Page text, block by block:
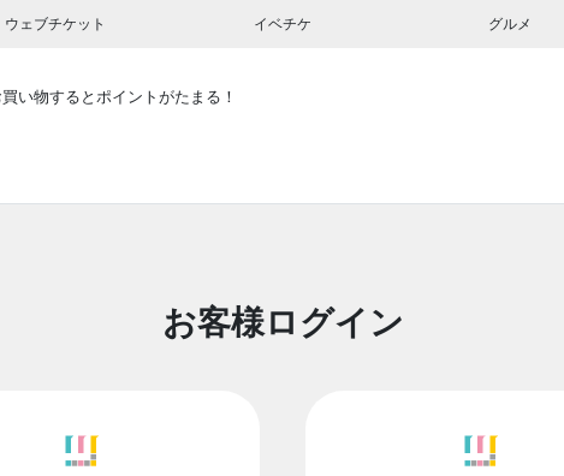
ウェブチケット イベチケ グルメ
い物するとポイントがたまる！
お客様ログイン